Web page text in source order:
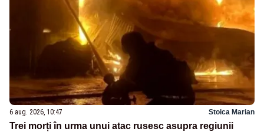
6 aug. 2026, 10:47 Stoica Marian
Trei morți în urma unui atac rusesc asupra regiunii